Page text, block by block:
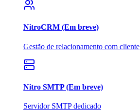
NitroCRM (Em breve)
Gestão de relacionamento com cliente
Nitro SMTP (Em breve)
Servidor SMTP dedicado